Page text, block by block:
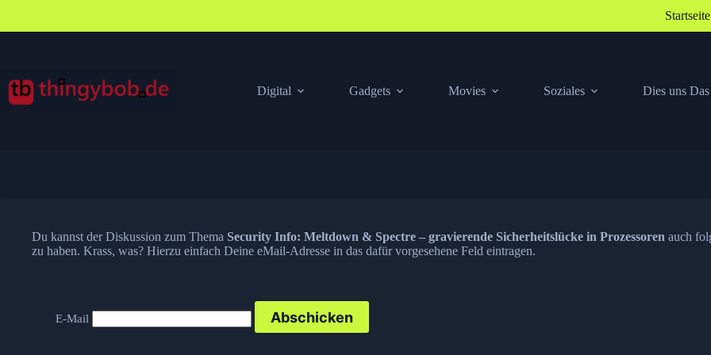
springen
Startseite
Digital Gadgets Movies Soziales Dies uns Das
Du kannst der Diskussion zum Thema Security Info: Meltdown & Spectre – gravierende Sicherheitslücke in Prozessoren auch
zu haben. Krass, was? Hierzu einfach Deine eMail-Adresse in das dafür vorgesehene Feld eintragen.
E-Mail